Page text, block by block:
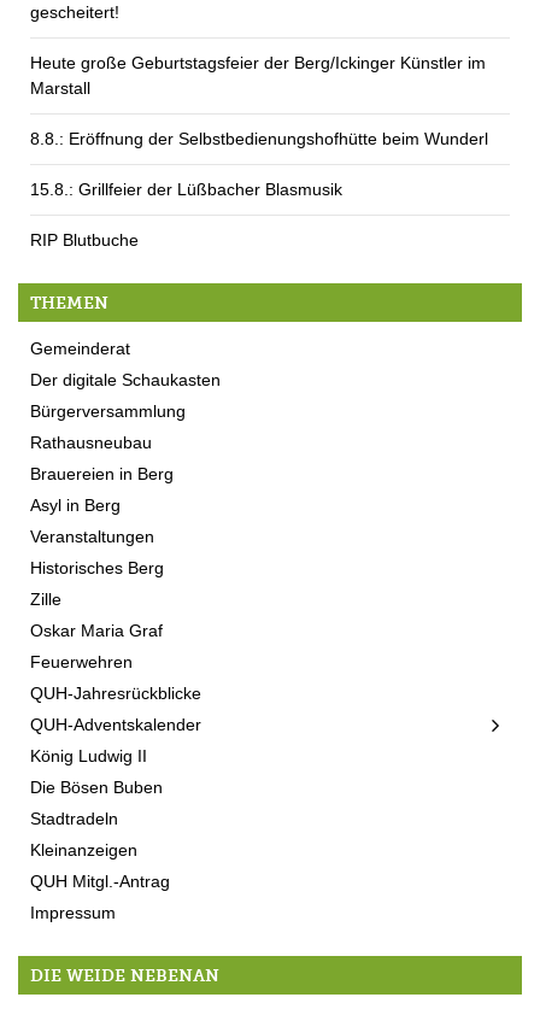
gescheitert!
Heute große Geburtstagsfeier der Berg/Ickinger Künstler im
Marstall
8.8.: Eröffnung der Selbstbedienungshofhütte beim Wunderl
15.8.: Grillfeier der Lüßbacher Blasmusik
RIP Blutbuche
THEMEN
Gemeinderat
Der digitale Schaukasten
Bürgerversammlung
Rathausneubau
Brauereien in Berg
Asyl in Berg
Veranstaltungen
Historisches Berg
Zille
Oskar Maria Graf
Feuerwehren
QUH-Jahresrückblicke
QUH-Adventskalender
König Ludwig II
Die Bösen Buben
Stadtradeln
Kleinanzeigen
QUH Mitgl.-Antrag
Impressum
DIE WEIDE NEBENAN